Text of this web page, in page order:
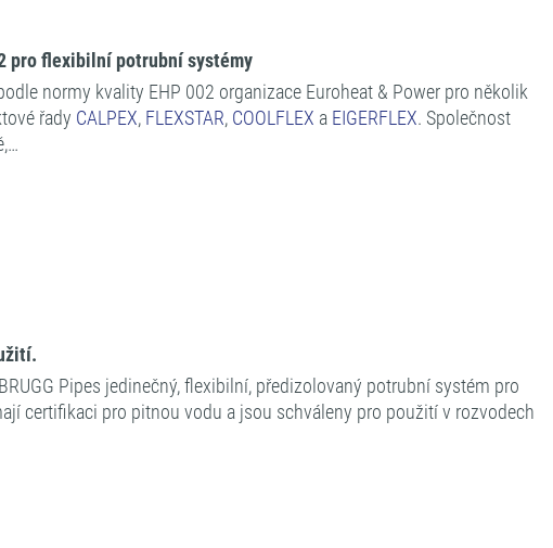
pro flexibilní potrubní systémy
normy kvality EHP 002 organizace Euroheat & Power pro několik
řady CALPEX, FLEXSTAR, COOLFLEX a EIGERFLEX. Společnost
Pipes jedinečný, flexibilní, předizolovaný potrubní systém pro
certifikaci pro pitnou vodu a jsou schváleny pro použití v rozvodech